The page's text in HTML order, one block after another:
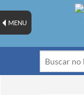
MENU